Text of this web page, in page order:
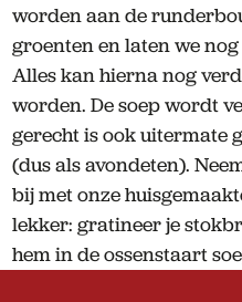
worden aan de
groenten en laten we
Alles kan hierna nog
worden. De soep wordt
gerecht is ook uitermate
(dus als avondeten).
bij met onze
lekker: gratineer je
hem in de ossenstaart